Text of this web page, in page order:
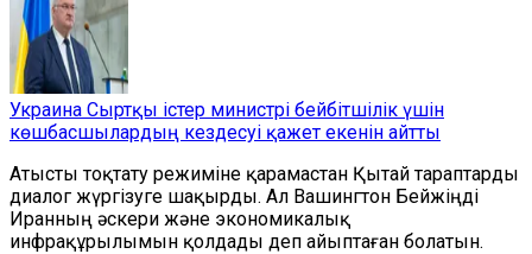
Украина Сыртқы істер министрі бейбітшілік үшін
көшбасшылардың кездесуі қажет екенін айтты
Атысты тоқтату режиміне қарамастан Қытай тараптарды
диалог жүргізуге шақырды. Ал Вашингтон Бейжіңді
Иранның әскери және экономикалық
инфрақұрылымын қолдады деп айыптаған болатын.